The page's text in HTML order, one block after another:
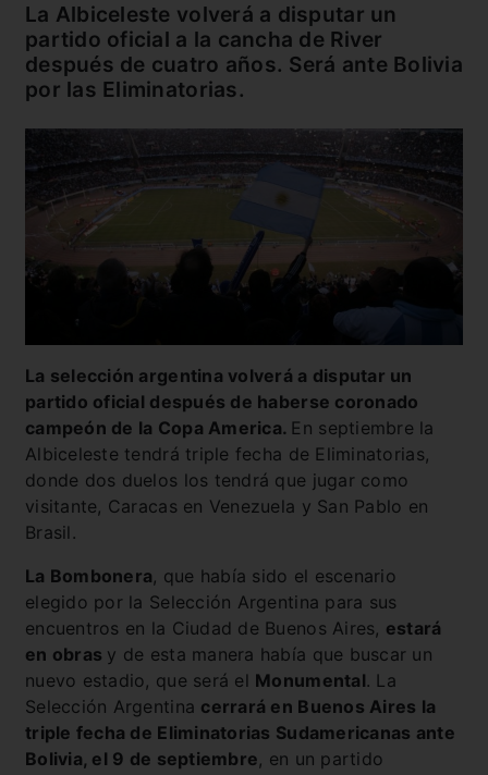
La Albiceleste volverá a disputar un
partido oficial a la cancha de River
después de cuatro años. Será ante Bolivia
por las Eliminatorias.
La selección argentina volverá a disputar un
partido oficial después de haberse coronado
campeón de la Copa America. En septiembre la
Albiceleste tendrá triple fecha de Eliminatorias,
donde dos duelos los tendrá que jugar como
visitante, Caracas en Venezuela y San Pablo en
Brasil.
La Bombonera, que había sido el escenario
elegido por la Selección Argentina para sus
encuentros en la Ciudad de Buenos Aires, estará
en obras y de esta manera había que buscar un
nuevo estadio, que será el Monumental. La
Selección Argentina cerrará en Buenos Aires la
triple fecha de Eliminatorias Sudamericanas ante
Bolivia, el 9 de septiembre, en un partido